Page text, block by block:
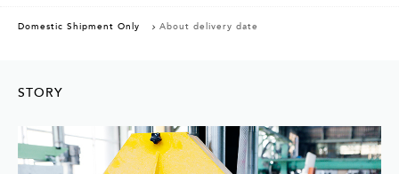
Domestic Shipment Only About delivery date
STORY